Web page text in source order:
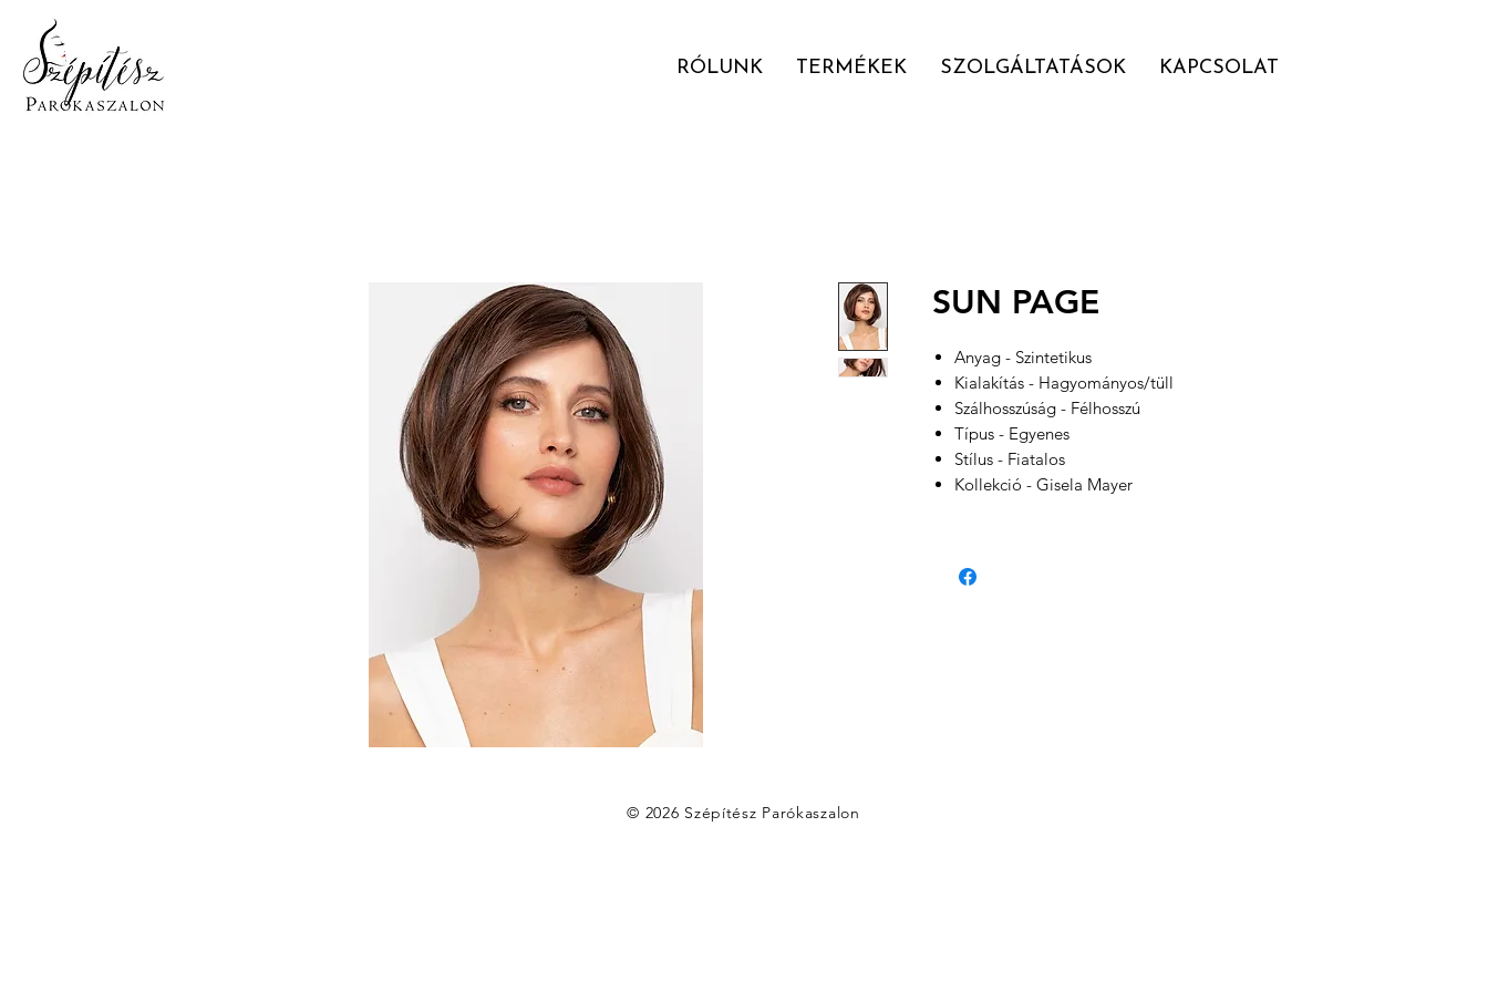
RÓLUNK TERMÉKEK SZOLGÁLTATÁSOK KAPCSOLAT
SUN PAGE
Anyag - Szintetikus
Kialakítás - Hagyományos/tüll
Szálhosszúság - Félhosszú
Típus - Egyenes
Stílus - Fiatalos
Kollekció - Gisela Mayer
© 2026 Szépítész Parókaszalon